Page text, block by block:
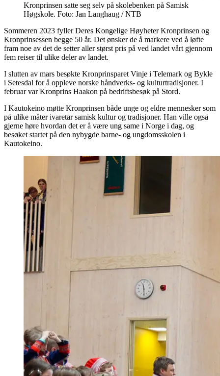
Kronprinsen satte seg selv på skolebenken på Samisk
Høgskole. Foto: Jan Langhaug / NTB
Sommeren 2023 fyller Deres Kongelige Høyheter Kronprinsen og
Kronprinsessen begge 50 år. Det ønsker de å markere ved å løfte
fram noe av det de setter aller størst pris på ved landet vårt gjennom
fem reiser til ulike deler av landet.
I slutten av mars besøkte Kronprinsparet Vinje i Telemark og Bykle
i Setesdal for å oppleve norske håndverks- og kulturtradisjoner. I
februar var Kronprins Haakon på bedriftsbesøk på Stord.
I Kautokeino møtte Kronprinsen både unge og eldre mennesker som
på ulike måter ivaretar samisk kultur og tradisjoner. Han ville også
gjerne høre hvordan det er å være ung same i Norge i dag, og
besøket startet på den nybygde barne- og ungdomsskolen i
Kautokeino.